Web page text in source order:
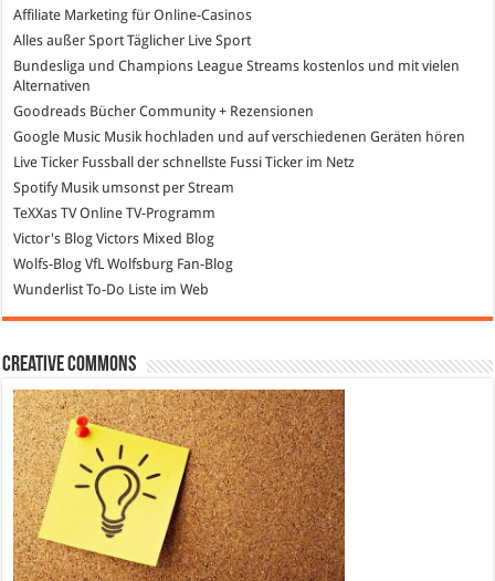
Affiliate Marketing für Online-Casinos
Alles außer SportTäglicher Live Sport
Bundesliga und Champions League Streams kostenlos und mit vielen
Alternativen
Goodreads Bücher Community + Rezensionen
Google Music Musik hochladen und auf verschiedenen Geräten hören
Live Ticker Fussball
der schnellste Fussi Ticker im Netz
SpotifyMusik umsonst per Stream
TeXXas TVOnline TV-Programm
Victor's Blog Victors Mixed Blog
Wolfs-Blog VfL Wolfsburg Fan-Blog
WunderlistTo-Do Liste im Web
Creative Commons